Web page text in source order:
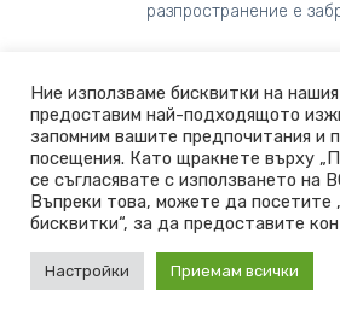
разпространение е
Ние използваме бисквитки на
предоставим най-подходящото
запомним вашите предпочитания и
посещения. Като щракнете върху
се съгласявате с използването на
Въпреки това, можете да посетите
бисквитки“, за да предоставите
Настройки Приемам всички